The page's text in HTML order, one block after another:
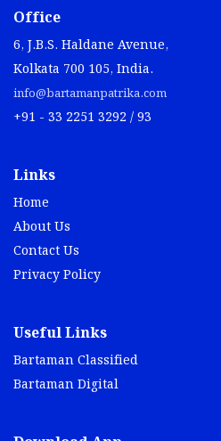
Office
6, J.B.S. Haldane Avenue,
Kolkata 700 105, India.
info@bartamanpatrika.com
+91 - 33 2251 3292 / 93
Links
Home
About Us
Contact Us
Privacy Policy
Useful Links
Bartaman Classified
Bartaman Digital